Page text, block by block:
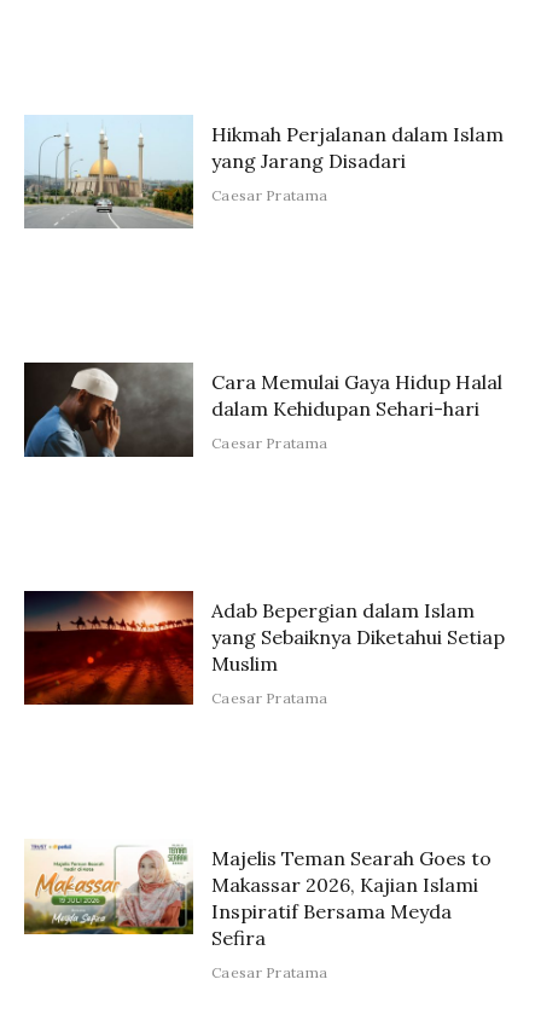
Hikmah Perjalanan dalam Islam
yang Jarang Disadari
Caesar Pratama
Cara Memulai Gaya Hidup Halal
dalam Kehidupan Sehari-hari
Caesar Pratama
Adab Bepergian dalam Islam
yang Sebaiknya Diketahui Setiap
Muslim
Caesar Pratama
Majelis Teman Searah Goes to
Makassar 2026, Kajian Islami
Inspiratif Bersama Meyda
Sefira
Caesar Pratama